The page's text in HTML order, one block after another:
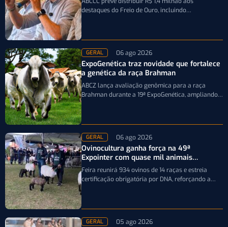
destaques do Freio de Ouro, incluindo
GERAL 06 ago 2026
ExpoGenética traz novidade que fortalece
a genética da raça Brahman
ABCZ lança avaliação genômica para a raça
Brahman durante a 19ª ExpoGenética, ampliando a
GERAL 06 ago 2026
Ovinocultura ganha força na 49ª
Expointer com quase mil animais
inscritos
Feira reunirá 934 ovinos de 14 raças e estreia
certificação obrigatória por DNA, reforçando a
GERAL 05 ago 2026